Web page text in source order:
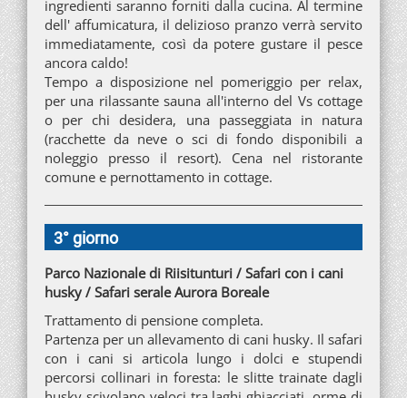
ingredienti saranno forniti dalla cucina. Al termine
dell' affumicatura, il delizioso pranzo verrà servito
immediatamente, così da potere gustare il pesce
ancora caldo!
Tempo a disposizione nel pomeriggio per relax,
per una rilassante sauna all'interno del Vs cottage
o per chi desidera, una passeggiata in natura
(racchette da neve o sci di fondo disponibili a
noleggio presso il resort). Cena nel ristorante
comune e pernottamento in cottage.
3° giorno
Parco Nazionale di Riisitunturi / Safari con i cani
husky / Safari serale Aurora Boreale
Trattamento di pensione completa.
Partenza per un allevamento di cani husky. Il safari
con i cani si articola lungo i dolci e stupendi
percorsi collinari in foresta: le slitte trainate dagli